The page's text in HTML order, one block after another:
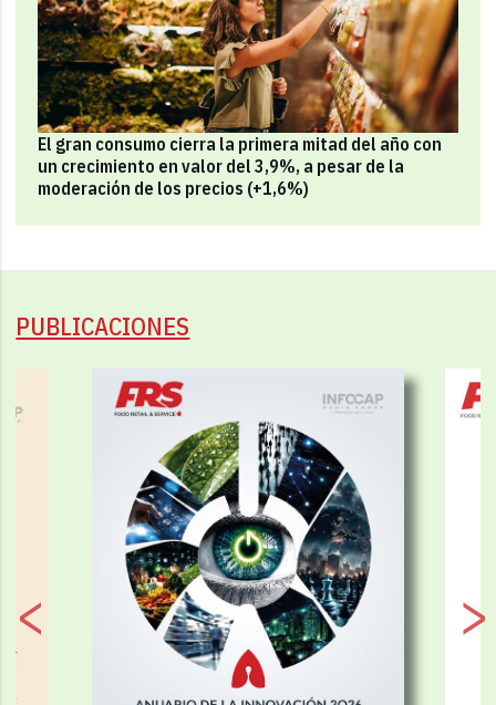
El gran consumo cierra la primera mitad del año con
un crecimiento en valor del 3,9%, a pesar de la
moderación de los precios (+1,6%)
PUBLICACIONES